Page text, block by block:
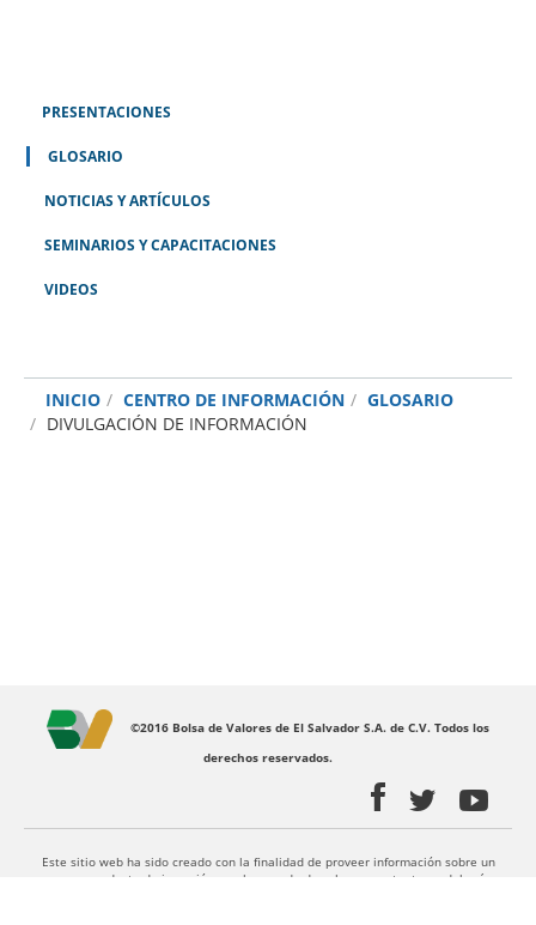
PRESENTACIONES
GLOSARIO
NOTICIAS Y ARTÍCULOS
SEMINARIOS Y CAPACITACIONES
VIDEOS
INICIO CENTRO DE INFORMACIÓN
GLOSARIO
DIVULGACIÓN DE INFORMACIÓN
©2016 Bolsa de Valores de El Salvador S.A. de C.V. Todos los
derechos reservados.
Este sitio web ha sido creado con la finalidad de proveer información sobre un
nuevo producto de inversión en el mercado de valores, por tanto no deberá